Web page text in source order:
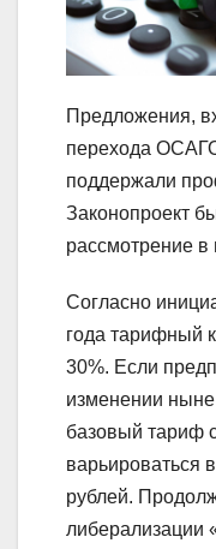
Предложения,
перехода
поддержали
Законопроект
рассмотрение в
Согласно
года тарифный
30%. Если
изменении
базовый тариф
варьироваться
рублей.
либерализации